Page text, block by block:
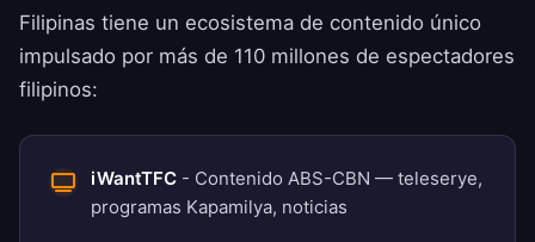
Filipinas tiene un ecosistema de contenido único
impulsado por más de 110 millones de espectadores
filipinos:
iWantTFC - Contenido ABS-CBN — teleserye,
programas Kapamilya, noticias